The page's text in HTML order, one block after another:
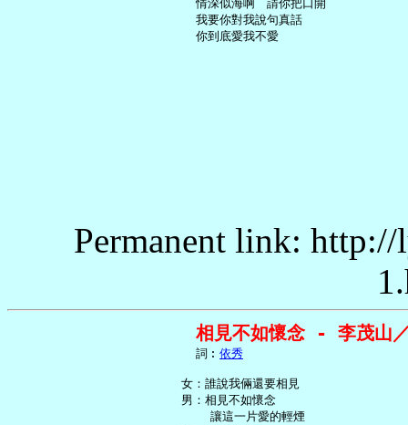
     情深似海啊　請你把口開
     我要你對我說句真話
Permanent link:
相見不如懷念 - 李茂山
     詞︰
依秀
   女：誰說我倆還要相見
   男：相見不如懷念
       讓這一片愛的輕煙